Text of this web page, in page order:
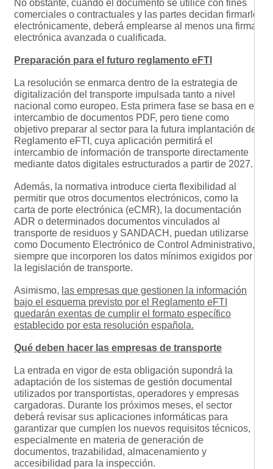
No obstante, cuando el documento se utilice con fines
comerciales o contractuales y las partes decidan firmarlo
electrónicamente, deberá emplearse al menos una firma
electrónica avanzada o cualificada.
Preparación para el futuro reglamento eFTI
La resolución se enmarca dentro de la estrategia de
digitalización del transporte impulsada tanto a nivel
nacional como europeo. Esta primera fase se basa en el
intercambio de documentos PDF, pero tiene como
objetivo preparar al sector para la futura implantación del
Reglamento eFTI, cuya aplicación permitirá el
intercambio de información de transporte directamente
mediante datos digitales estructurados a partir de 2027.
Además, la normativa introduce cierta flexibilidad al
permitir que otros documentos electrónicos, como la
carta de porte electrónica (eCMR), la documentación
ADR o determinados documentos vinculados al
transporte de residuos y SANDACH, puedan utilizarse
como Documento Electrónico de Control Administrativo,
siempre que incorporen los datos mínimos exigidos por
la legislación de transporte.
Asimismo, las empresas que gestionen la información
bajo el esquema previsto por el Reglamento eFTI
quedarán exentas de cumplir el formato específico
establecido por esta resolución española.
Qué deben hacer las empresas de transporte
La entrada en vigor de esta obligación supondrá la
adaptación de los sistemas de gestión documental
utilizados por transportistas, operadores y empresas
cargadoras. Durante los próximos meses, el sector
deberá revisar sus aplicaciones informáticas para
garantizar que cumplen los nuevos requisitos técnicos,
especialmente en materia de generación de
documentos, trazabilidad, almacenamiento y
accesibilidad para la inspección.